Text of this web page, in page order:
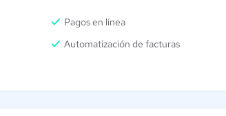
Pagos en línea
Automatización de facturas